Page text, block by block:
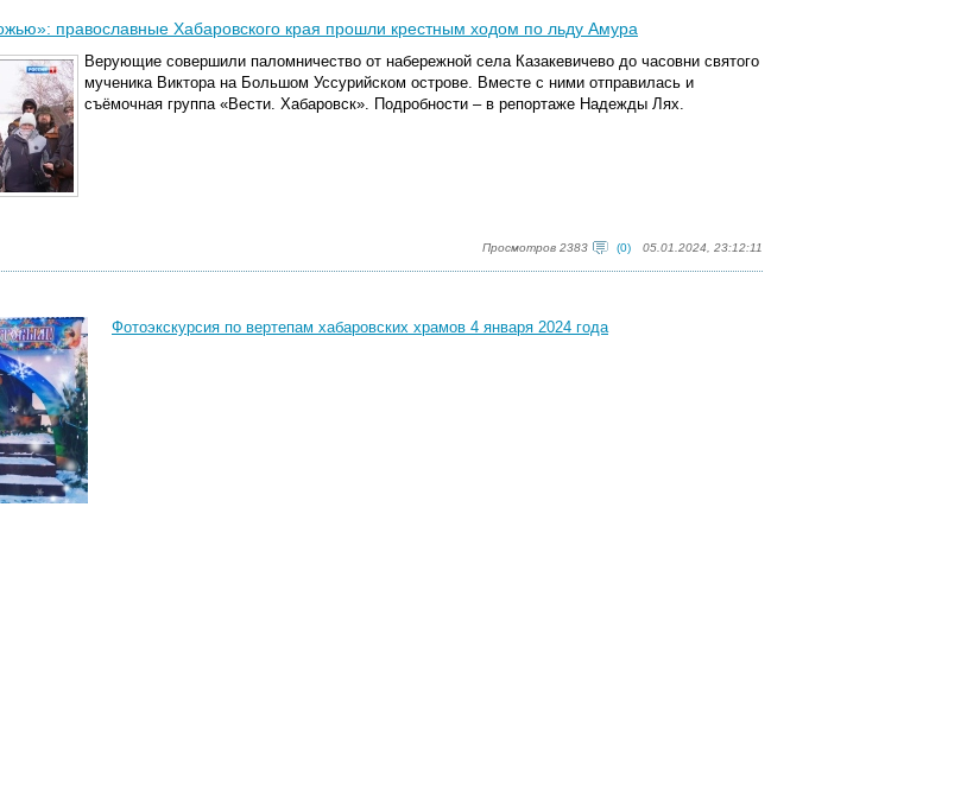
православные Хабаровского края прошли крестным ходом по льду Амура
Верующие совершили паломничество от набережной села Казакевичево до часовни святого
мученика Виктора на Большом Уссурийском острове. Вместе с ними отправилась и
съёмочная группа «Вести. Хабаровск». Подробности – в репортаже Надежды Лях.
Просмотров 2383 (0) 05.01.2024, 23:12:11
Фотоэкскурсия по вертепам хабаровских храмов 4 января 2024 года